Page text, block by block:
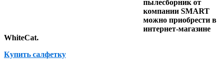
пылесборник от
компании SMART
можно приобрести в
интернет-магазине
WhiteCat.
Купить салфетку